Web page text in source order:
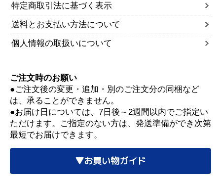
特定商取引法に基づく表示
送料とお支払い方法について
個人情報の取扱いについて
ご注文時のお願い
●ご注文後の変更・追加・別のご注文分の同梱など
は、承ることができません。
●お届け日については、7日後～2週間以内でご指定い
ただけます。ご指定のない方は、発送準備ができ次第
最短でお届けできます。
▼お買い物ガイド